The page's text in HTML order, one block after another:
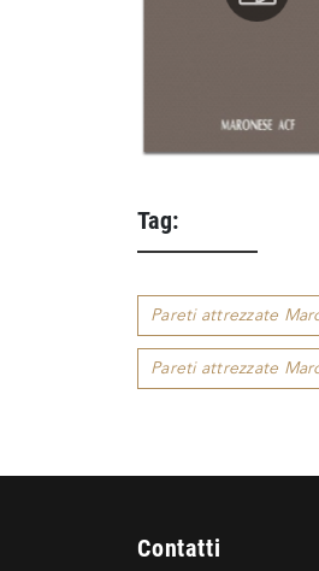
Tag:
Pareti attrezzate
Pareti attrezzate
Contatti